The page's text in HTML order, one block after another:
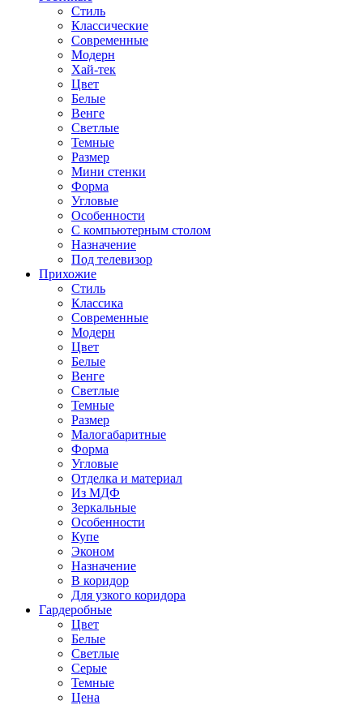
Стиль
Классические
Современные
Модерн
Хай-тек
Цвет
Белые
Венге
Светлые
Темные
Размер
Мини стенки
Форма
Угловые
Особенности
С компьютерным столом
Назначение
Под телевизор
Прихожие
Стиль
Классика
Современные
Модерн
Цвет
Белые
Венге
Светлые
Темные
Размер
Малогабаритные
Форма
Угловые
Отделка и материал
Из МДФ
Зеркальные
Особенности
Купе
Эконом
Назначение
В коридор
Для узкого коридора
Гардеробные
Цвет
Белые
Светлые
Серые
Темные
Цена